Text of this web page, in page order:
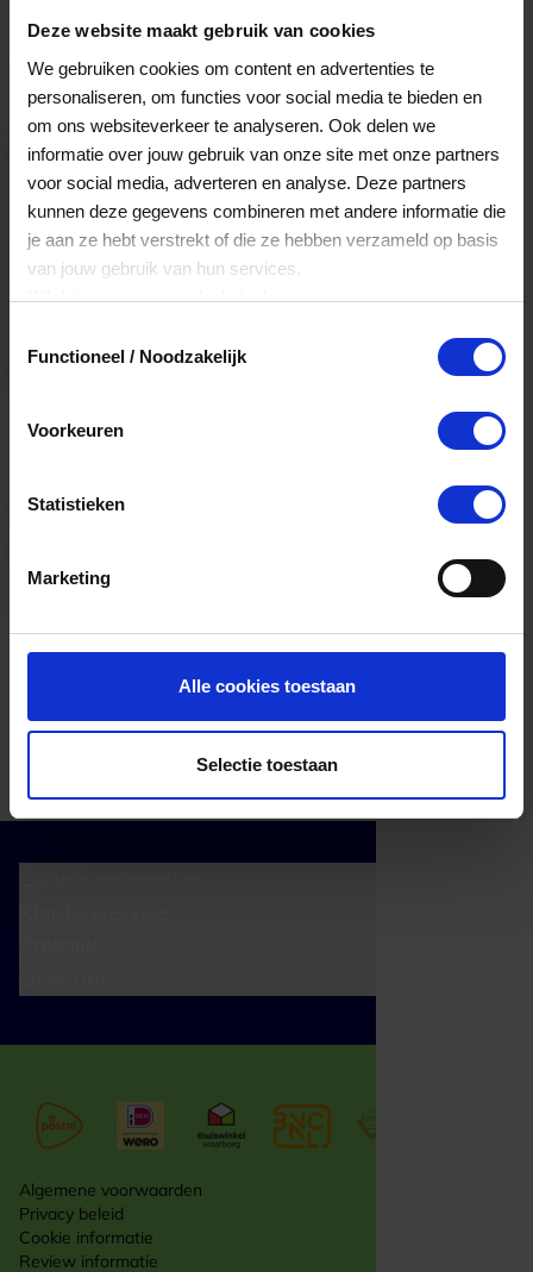
Deze website maakt gebruik van cookies
We gebruiken cookies om content en advertenties te
personaliseren, om functies voor social media te bieden en
om ons websiteverkeer te analyseren. Ook delen we
informatie over jouw gebruik van onze site met onze partners
voor social media, adverteren en analyse. Deze partners
kunnen deze gegevens combineren met andere informatie die
je aan ze hebt verstrekt of die ze hebben verzameld op basis
van jouw gebruik van hun services.
Klikhiervoor ons cookiebeleid.
Functioneel / Noodzakelijk
Voorkeuren
Statistieken
Marketing
Alle cookies toestaan
Selectie toestaan
Veelgestelde Vragen
Kan ik het saldo in delen besteden?
Ja, je mag het saldo van je VVV
cadeaukaart in delen uitgeven.
Hoelang blijft mijn saldo geldig?
Het volledige saldo op de VVV cadeaukaart
Kan ik het saldo in delen besteden?
cadeaukaart in delen uitgeven.
Algemene voorwaarden
Privacy beleid
Cookie informatie
Review informatie